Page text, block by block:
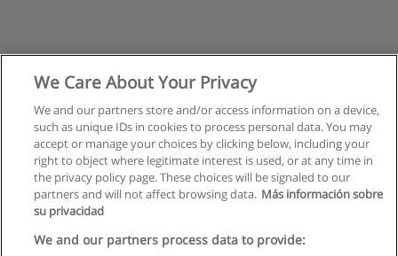
We Care About Your Privacy
We and our partners store and/or access information on a device,
such as unique IDs in cookies to process personal data. You may
accept or manage your choices by clicking below, including your
right to object where legitimate interest is used, or at any time in
the privacy policy page. These choices will be signaled to our
partners and will not affect browsing data. Más información sobre
su privacidad
We and our partners process data to provide: